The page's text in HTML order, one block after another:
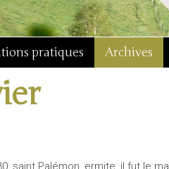
pratiques Archives
saint Palémon, ermite, il fut le